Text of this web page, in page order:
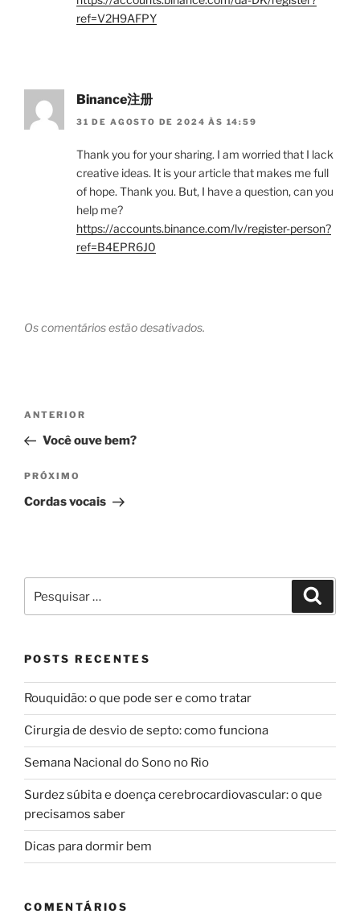
ref=V2H9AFPY
Binance注册
31 DE AGOSTO DE 2024 ÀS 14:59
Thank you for your sharing. I am worried that I lack
creative ideas. It is your article that makes me full
of hope. Thank you. But, I have a question, can you
help me?
https://accounts.binance.com/lv/register-person?
ref=B4EPR6J0
Os comentários estão desativados.
Navegação
Post
Post
anterior
ANTERIOR
Você ouve bem?
Próximo
post
PRÓXIMO
Cordas vocais
por:
POSTS RECENTES
Rouquidão: o que pode ser e como tratar
Cirurgia de desvio de septo: como funciona
Semana Nacional do Sono no Rio
Surdez súbita e doença cerebrocardiovascular: o que
precisamos saber
Dicas para dormir bem
COMENTÁRIOS